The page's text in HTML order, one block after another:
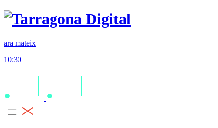
ara mateix
10:30